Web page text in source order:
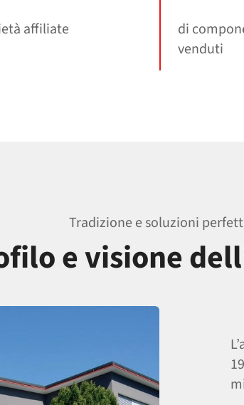
affiliate
di
venduti
Tradizione e soluzioni
e visione